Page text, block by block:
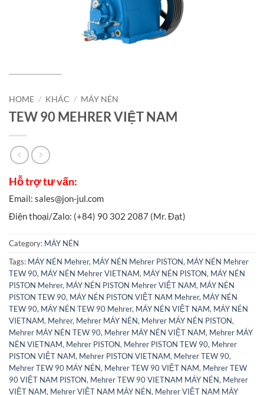
HOME / KHÁC / MÁY NÉN
TEW 90 MEHRER VIỆT NAM
Category: MÁY NÉN
Tags: MÁY NÉN Mehrer, MÁY NÉN Mehrer PISTON, MÁY NÉN Mehrer
TEW 90, MÁY NÉN Mehrer VIETNAM, MÁY NÉN PISTON, MÁY NÉN
PISTON Mehrer, MÁY NÉN PISTON Mehrer VIỆT NAM, MÁY NÉN
PISTON TEW 90, MÁY NÉN PISTON VIỆT NAM Mehrer, MÁY NÉN
TEW 90, MÁY NÉN TEW 90 Mehrer, MÁY NÉN VIỆT NAM, MÁY NÉN
VIETNAM, Mehrer, Mehrer MÁY NÉN, Mehrer MÁY NÉN PISTON,
Mehrer MÁY NÉN TEW 90, Mehrer MÁY NÉN VIỆT NAM, Mehrer MÁY
NÉN VIETNAM, Mehrer PISTON, Mehrer PISTON TEW 90, Mehrer
PISTON VIỆT NAM, Mehrer PISTON VIETNAM, Mehrer TEW 90,
Mehrer TEW 90 MÁY NÉN, Mehrer TEW 90 VIỆT NAM, Mehrer TEW
90 VIỆT NAM PISTON, Mehrer TEW 90 VIETNAM MÁY NÉN, Mehrer
VIỆT NAM, Mehrer VIỆT NAM MÁY NÉN, Mehrer VIỆT NAM MÁY